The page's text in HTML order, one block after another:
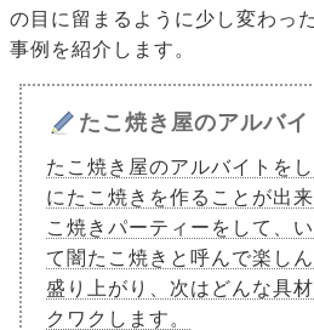
の目に留まるように少し変わっ
事例を紹介します。
たこ焼き屋のアルバイ
たこ焼き屋のアルバイトを
にたこ焼きを作ることが出
こ焼きパーティーをして、
て闇たこ焼きと呼んで楽し
盛り上がり、次はどんな具
クワクします。